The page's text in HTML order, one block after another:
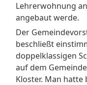
Lehrerwohnung
angebaut werde.
Der
beschließt
doppelklassigen
auf dem
Kloster. Man